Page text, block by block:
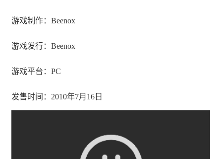
游戏制作：Beenox
游戏发行：Beenox
游戏平台：PC
发售时间：2010年7月16日